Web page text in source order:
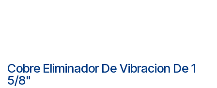
Cobre Eliminador De Vibracion De 1
5/8"